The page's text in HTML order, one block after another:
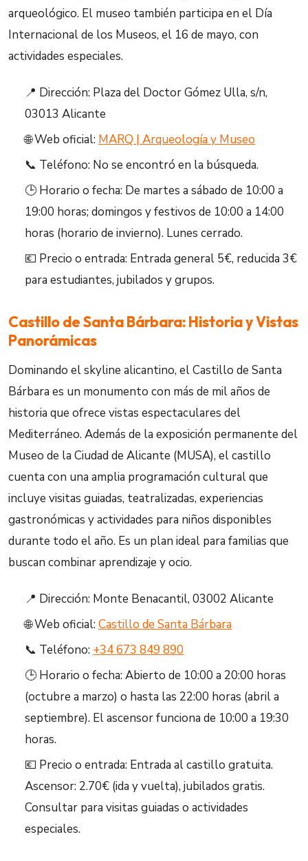
arqueológico. El museo también participa en el Día
Internacional de los Museos, el 16 de mayo, con
actividades especiales.
📍 Dirección: Plaza del Doctor Gómez Ulla, s/n,
03013 Alicante
🌐 Web oficial: MARQ | Arqueología y Museo
📞 Teléfono: No se encontró en la búsqueda.
🕒 Horario o fecha: De martes a sábado de 10:00 a
19:00 horas; domingos y festivos de 10:00 a 14:00
horas (horario de invierno). Lunes cerrado.
💶 Precio o entrada: Entrada general 5€, reducida 3€
para estudiantes, jubilados y grupos.
Castillo de Santa Bárbara: Historia y Vistas
Panorámicas
Dominando el skyline alicantino, el Castillo de Santa
Bárbara es un monumento con más de mil años de
historia que ofrece vistas espectaculares del
Mediterráneo. Además de la exposición permanente del
Museo de la Ciudad de Alicante (MUSA), el castillo
cuenta con una amplia programación cultural que
incluye visitas guiadas, teatralizadas, experiencias
gastronómicas y actividades para niños disponibles
durante todo el año. Es un plan ideal para familias que
buscan combinar aprendizaje y ocio.
📍 Dirección: Monte Benacantil, 03002 Alicante
🌐 Web oficial:Castillo de Santa Bárbara
📞 Teléfono: +34 673 849 890
🕒 Horario o fecha: Abierto de 10:00 a 20:00 horas
(octubre a marzo) o hasta las 22:00 horas (abril a
septiembre). El ascensor funciona de 10:00 a 19:30
horas.
💶 Precio o entrada: Entrada al castillo gratuita.
Ascensor: 2.70€ (ida y vuelta), jubilados gratis.
Consultar para visitas guiadas o actividades
especiales.